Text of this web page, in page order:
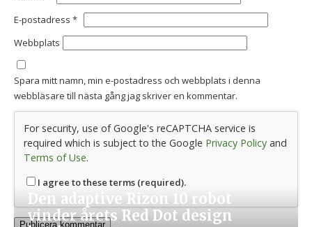
E-postadress *
Webbplats
Spara mitt namn, min e-postadress och webbplats i denna
webbläsare till nästa gång jag skriver en kommentar.
For security, use of Google's reCAPTCHA service is
required which is subject to the Google Privacy Policy and
Terms of Use.
I agree to these terms (required).
Den adaptive Rizon 10 robot
vinder årets Red Dot design